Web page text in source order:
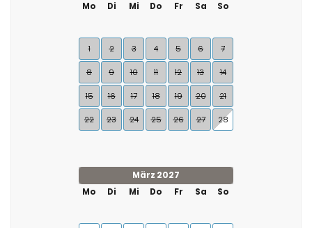
Mo
Di Mi Do Fr Sa So
1 2 3 4 5 6 7
8 9 10 11 12 13 14
15 16 17 18 19 20 21
22 23 24 25 26 27 28
März 2027
Mo
Di Mi Do Fr Sa So